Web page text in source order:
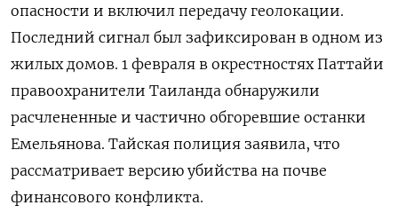
опасности и включил передачу геолокации.
Последний сигнал был зафиксирован в одном из
жилых домов. 1 февраля в окрестностях Паттайи
правоохранители Таиланда обнаружили
расчлененные и частично обгоревшие останки
Емельянова. Тайская полиция заявила, что
рассматривает версию убийства на почве
финансового конфликта.